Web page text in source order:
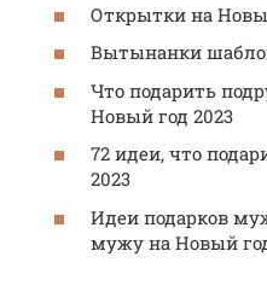
Открытки на
Вытынанки
Что подарить
Новый год 2023
72 идеи, что
2023
Идеи подарков
мужу на Новый